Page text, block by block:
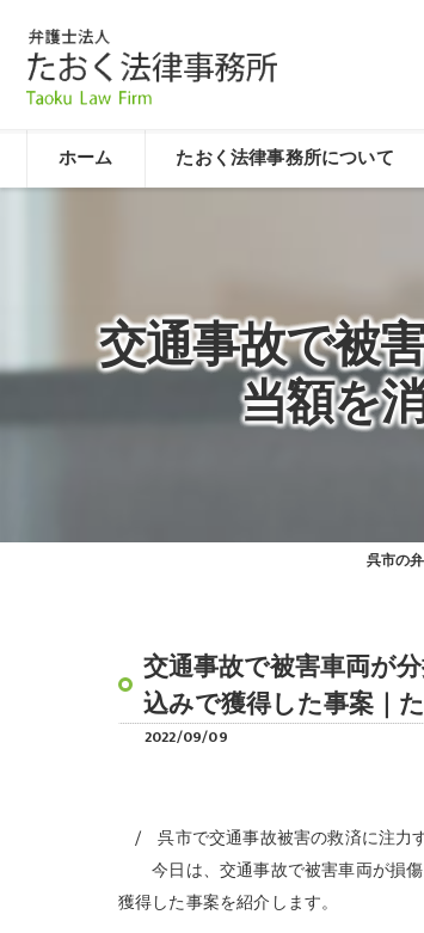
ホーム たおく法律事務所について
交通事故で被
当額を
呉市の
交通事故で被害車両が
込みで獲得した事案｜
2022/09/09
呉市で交通事故被害の救済に注力
今日は、交通事故で被害車両が損傷
獲得した事案を紹介します。